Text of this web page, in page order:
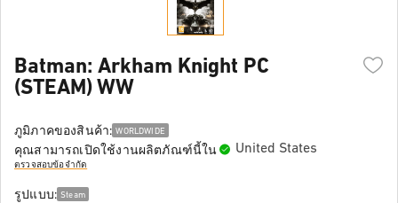
Batman: Arkham Knight PC
(STEAM) WW
ภูมิภาคของสินค้า: WORLDWIDE
คุณสามารถเปิดใช้งานผลิตภัณฑ์นี้ใน United States
ตรวจสอบข้อจำกัด
รูปแบบ: Steam